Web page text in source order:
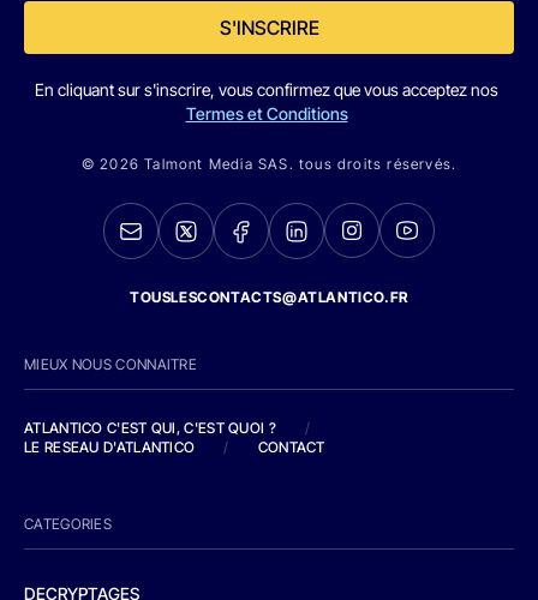
S'INSCRIRE
En cliquant sur s'inscrire, vous confirmez que vous acceptez nos
Termes et Conditions
© 2026 Talmont Media SAS. tous droits réservés.
TOUSLESCONTACTS@ATLANTICO.FR
MIEUX NOUS CONNAITRE
ATLANTICO C'EST QUI, C'EST QUOI ?
/
LE RESEAU D'ATLANTICO
/ CONTACT
CATEGORIES
DECRYPTAGES